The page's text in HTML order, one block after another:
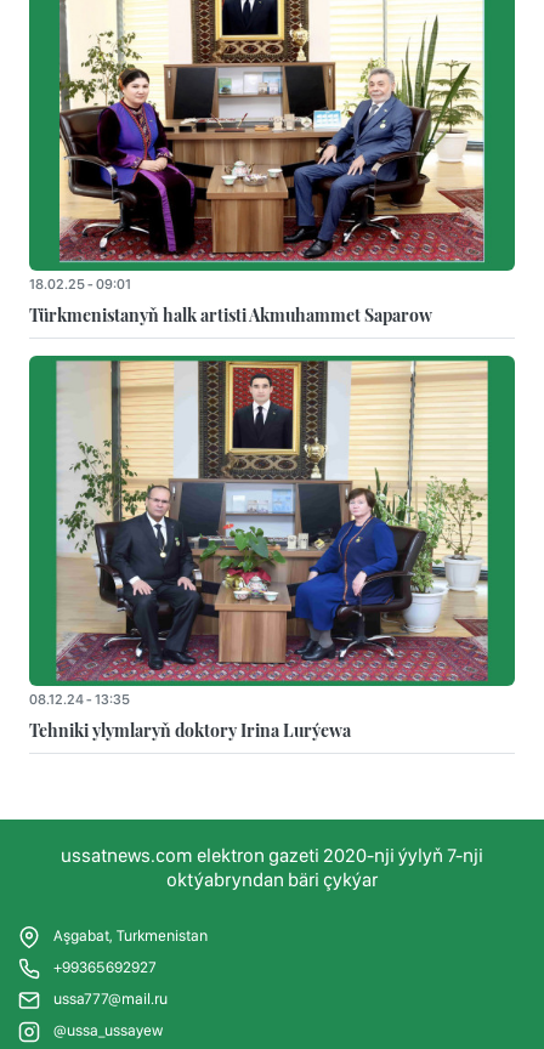
18.02.25 - 09:01
Türkmenistanyň halk artisti Akmuhammet Saparow
08.12.24 - 13:35
Tehniki ylymlaryň doktory Irina Lurýewa
ussatnews.com elektron gazeti 2020-nji ýylyň 7-nji
oktýabryndan bäri çykýar
Aşgabat, Turkmenistan
+99365692927
ussa777@mail.ru
@ussa_ussayew